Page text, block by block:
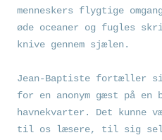
menneskers flygtige
øde oceaner og fugles
knive gennem sjælen.
Jean-Baptiste fortæller
for en anonym gæst på en
havnekvarter. Det kunne
til os læsere, til sig